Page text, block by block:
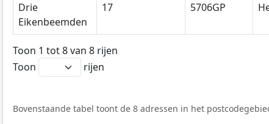
Drie
Eikenbeemden
17 5706GP
Toon 1 tot 8 van 8 rijen
Toon
rijen
Bovenstaande tabel toont de 8 adressen in het